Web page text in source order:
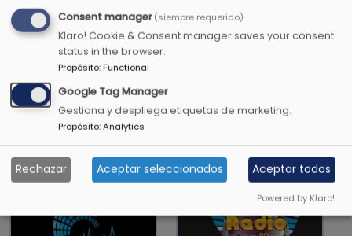
tristeza del corazón se quebranta el espíritu.
Proverbios 15:13
OTRAS EMISORAS CRISTIANAS
Consent manager(siempre requerido)
Klaro! Cookie & Consent manager saves your consent
status in the browser.
Propósito:Functional
Google Tag Manager
Gestiona y despliega etiquetas de marketing.
Propósito:Analytics
Rechazar Aceptar seleccionados Aceptar todos
Powered by Klaro!